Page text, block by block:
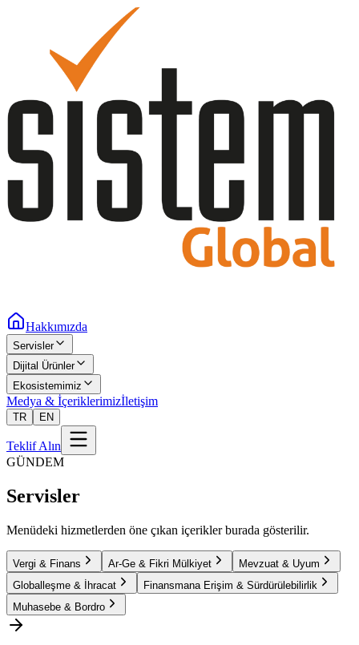
Hakkımızda
Servisler
Dijital Ürünler
Ekosistemimiz
Medya & İçeriklerimizİletişim
TR EN
Teklif Alın
GÜNDEM
Servisler
Menüdeki hizmetlerden öne çıkan içerikler burada gösterilir.
Vergi & Finans Ar-Ge & Fikri Mülkiyet
Mevzuat & Uyum
Globalleşme & İhracat
Finansmana Erişim & Sürdürülebilirlik
Muhasebe & Bordro